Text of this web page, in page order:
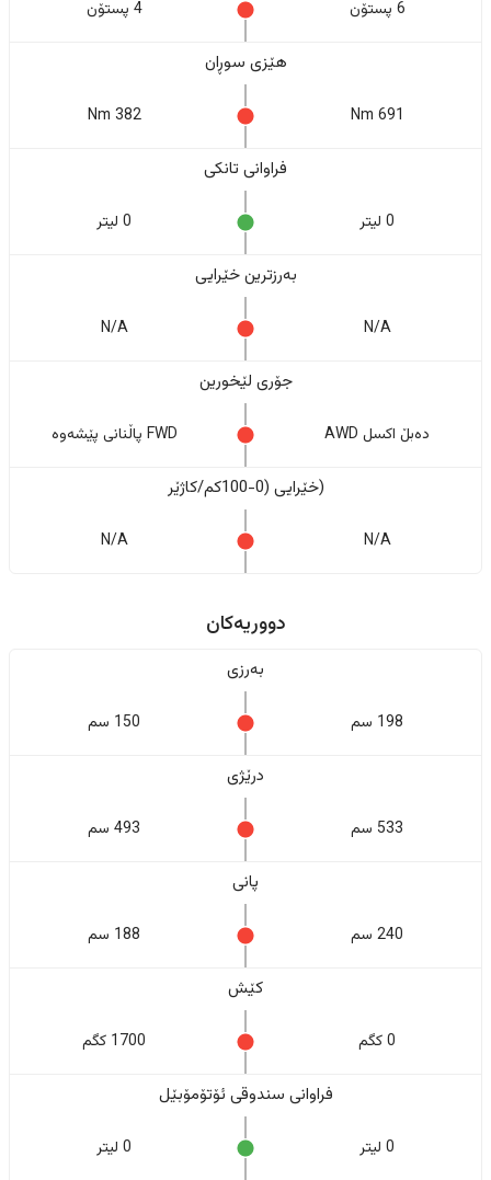
6 پستۆن 4 پستۆن
هێزی سوڕان
691 Nm
382 Nm
فراوانی تانکی
0 لیتر 0 لیتر
بەرزترین خێرایی
N/A
N/A
جۆری لێخورین
دەبڵ اکسل AWD FWD پاڵنانی پێشەوە
(خێرایی (0-100کم/کاژێر
N/A
N/A
دووریەکان
بەرزی
198 سم 150 سم
درێژی
533 سم 493 سم
پانی
240 سم 188 سم
کێش
0 کگم 1700 کگم
فراوانی سندوقی ئۆتۆمۆبێل
0 لیتر 0 لیتر